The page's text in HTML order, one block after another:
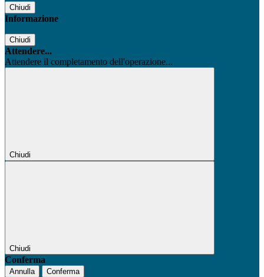
Chiudi
Informazione
Chiudi
Attendere...
Attendere il completamento dell'operazione...
Chiudi
Chiudi
Conferma
Annulla Conferma